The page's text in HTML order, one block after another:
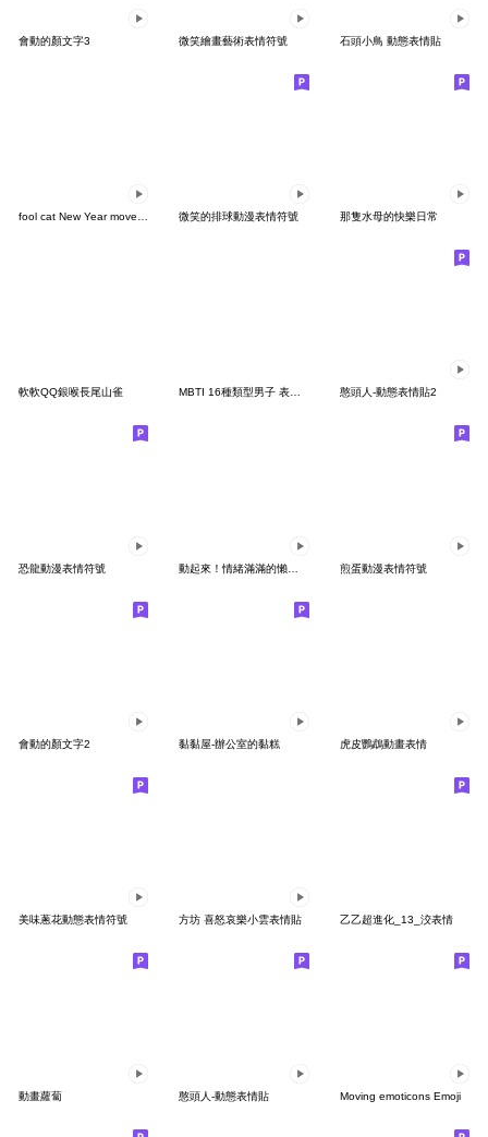
會動的顏文字3 微笑繪畫藝術表情符號 石頭小鳥 動態表情貼
微笑的排球動漫表情符號 那隻水母的快樂日常
軟軟QQ銀喉長尾山雀 MBTI 16種類型男子 表情貼 憨頭人-動態表情貼2
恐龍動漫表情符號 煎蛋動漫表情符號
會動的顏文字2 黏黏屋-辦公室的黏糕 虎皮鸚鵡動畫表情
美味蔥花動態表情符號 方坊 喜怒哀樂小雲表情貼 乙乙超進化_13_洨表情
動畫蘿蔔 憨頭人-動態表情貼 Moving emoticons Emoji